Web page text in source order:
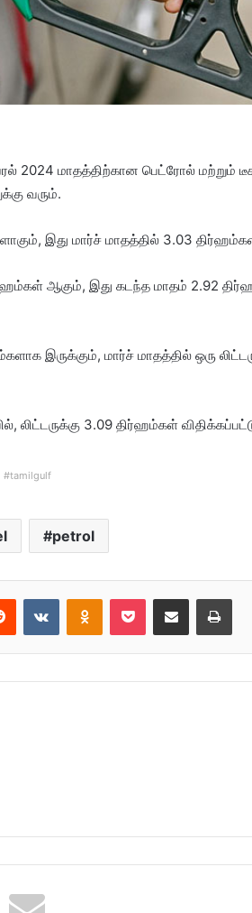
2024 மாதத்திற்கான பெட்ரோல் மற்றும்
வரும்.
இது மார்ச் மாதத்தில் 3.03
ஆகும், இது கடந்த மாதம் 2.92
இருக்கும், மார்ச் மாதத்தில் ஒரு
லிட்டருக்கு 3.09 திர்ஹம்கள்
#tamilgulf
petrol